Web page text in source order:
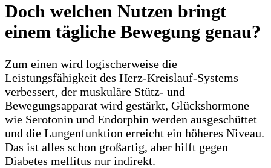
Doch welchen Nutzen bringt
einem tägliche Bewegung genau?
Zum einen wird logischerweise die
Leistungsfähigkeit des Herz-Kreislauf-Systems
verbessert, der muskuläre Stütz- und
Bewegungsapparat wird gestärkt, Glückshormone
wie Serotonin und Endorphin werden ausgeschüttet
und die Lungenfunktion erreicht ein höheres Niveau.
Das ist alles schon großartig, aber hilft gegen
Diabetes mellitus nur indirekt.